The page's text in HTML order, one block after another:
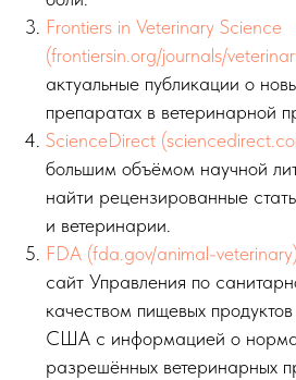
Frontiers in Veterinary Science
(frontiersin.org/journals/
актуальные публикации о
препаратах в ветеринарной
ScienceDirect
большим объёмом научной
найти рецензированные
и ветеринарии.
FDA (fda.gov/animal-veterinary)
сайт Управления по
качеством пищевых
США с информацией о
разрешённых ветеринарных